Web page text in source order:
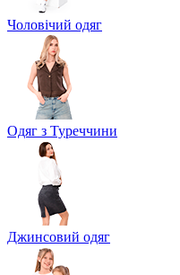
Чоловічий одяг
Одяг з Туреччини
Джинсовий одяг